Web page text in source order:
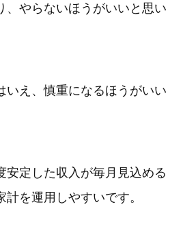
、やらないほうがいいと思い
いえ、慎重になるほうがいい
安定した収入が毎月見込める
を運用しやすいです。